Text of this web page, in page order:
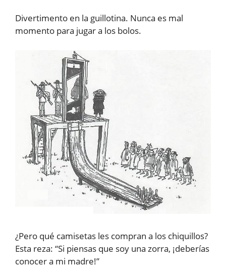
Divertimento en la guillotina. Nunca es mal
momento para jugar a los bolos.
¿Pero qué camisetas les compran a los chiquillos?
Esta reza: “Si piensas que soy una zorra, ¡deberías
conocer a mi madre!”